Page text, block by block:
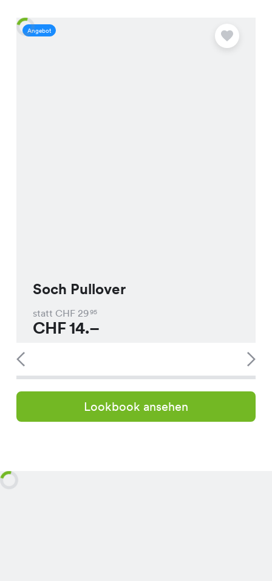
Angebot
Soch Pullover
statt CHF 2995
CHF14.–
Lookbook ansehen